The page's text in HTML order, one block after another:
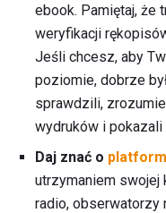
ebook. Pamiętaj, że
weryfikacji
Jeśli chcesz, aby
poziomie, dobrze
sprawdzili,
wydruków i
Daj znać o
utrzymaniem
radio, obserwatorzy